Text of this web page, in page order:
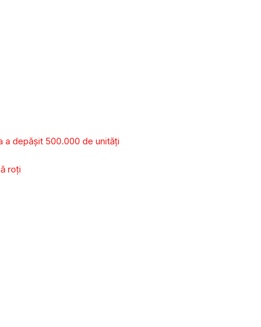
a depășit 500.000 de unităţi
roți